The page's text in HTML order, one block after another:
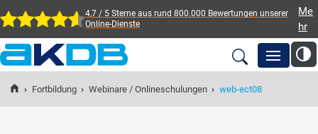
4,7 / 5 Sterne aus rund 800.000 Bewertungen unserer
Online-Dienste
Me
hr
AKDB Anstalt für
Kommunale
Datenverarbeitung in
Newsroom
› Fortbildung › Webinare / Onlineschulungen › web-ect08